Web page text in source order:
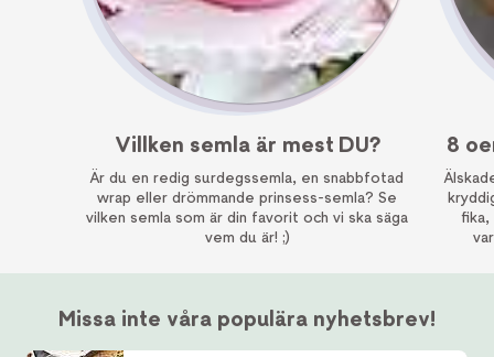
Villken semla är mest DU?
Är du en redig surdegssemla, en snabbfotad
wrap eller drömmande prinsess-semla? Se
vilken semla som är din favorit och vi ska säga
vem du är! ;)
8
fika,
Missa inte våra populära nyhetsbrev!